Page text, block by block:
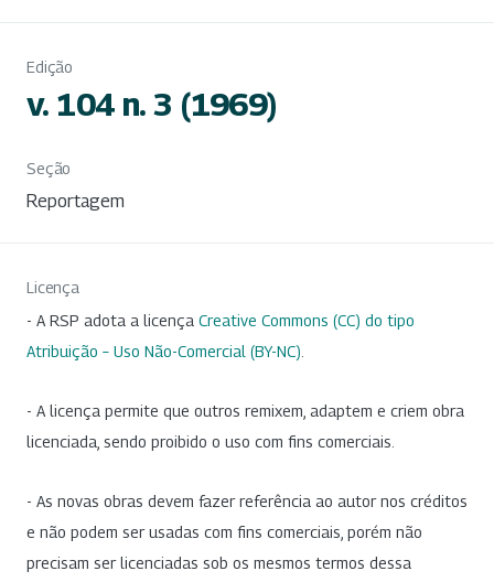
Edição
v. 104 n. 3 (1969)
Seção
Reportagem
Licença
- A RSP adota a licença Creative Commons (CC) do tipo
Atribuição – Uso Não-Comercial (BY-NC)
- A licença permite que outros remixem, adaptem e criem obra
licenciada, sendo proibido o uso com fins comerciais.
- As novas obras devem fazer referência ao autor nos créditos
e não podem ser usadas com fins comerciais, porém não
precisam ser licenciadas sob os mesmos termos dessa